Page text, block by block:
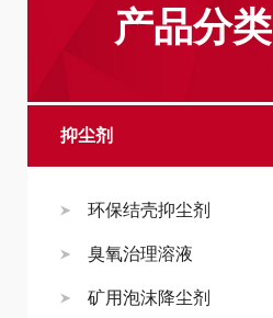
产品分类
抑尘剂
环保结壳抑尘剂
臭氧治理溶液
矿用泡沫降尘剂